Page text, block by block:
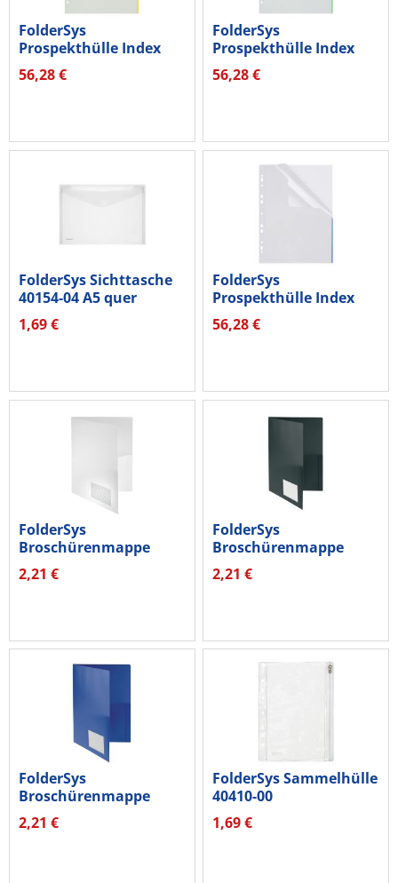
FolderSys
Prospekthülle Index
46325-60 A4 ge 100St
56,28 €
FolderSys
Prospekthülle Index
46325-50 A4 gn 100St
56,28 €
FolderSys Sichttasche
40154-04 A5 quer
2Fächer
1,69 €
FolderSys
Prospekthülle Index
46325-40 A4 bl 100St
56,28 €
FolderSys
Broschürenmappe
10008-10 DIN A4 PP...
2,21 €
FolderSys
Broschürenmappe
10008-30 DIN A4 PP...
2,21 €
FolderSys
Broschürenmappe
10008-40 DIN A4 PP...
2,21 €
FolderSys Sammelhülle
40410-00
213/190x305mm...
1,69 €